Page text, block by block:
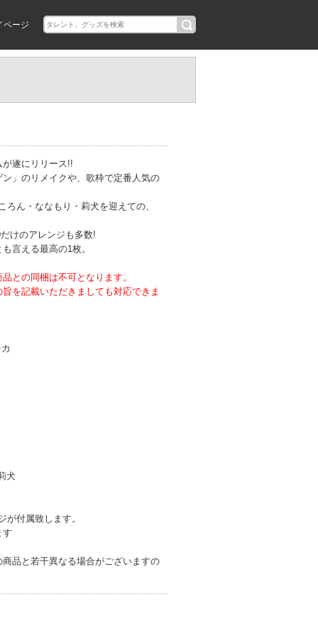
ページ
遂にリリース!!
」のリメイクや、歌枠で定番人気の
ん・ななもり・莉犬を迎えての、
けのアレンジも多数!
言える最高の1枚。
との同梱は不可となります。
を記載いただきましても対応できま
犬
が付属致します。
す
品と若干異なる場合がございますの